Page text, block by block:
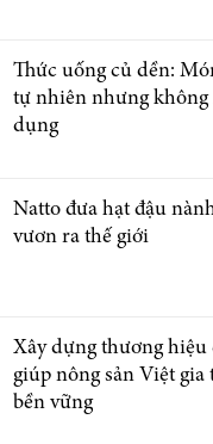
Thức uống củ dền:
tự nhiên nhưng không
dụng
Natto đưa hạt đậu
vươn ra thế giới
Xây dựng thương hiệu
giúp nông sản Việt gia
bền vững